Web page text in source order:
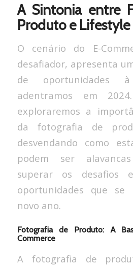
A Sintonia entre
Produto e Lifestyle
O cenário do E-
desafiador, apresenta
de oportunidades
adentramos em
exploraremos a
da fotografia de
desvendando como
podem ser
superar os desafios
oportunidades que se
novo ano.
Fotografia de Produto: A
Commerce
A fotografia de